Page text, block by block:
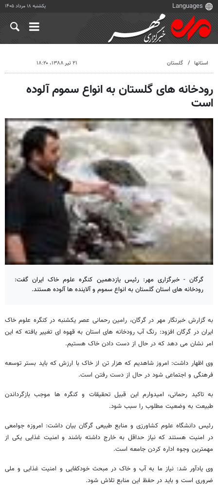
یکشنبه ۱۸ مرداد ۱۴۰۵
استانها گلستان ۲۱ تیر ۱۳۸۸، ۱۸:۲۰
رودخانه های گلستان به انواع سموم آلوده
است
گرگان - خبرگزاری مهر: رئیس یازدهمین کنگره علوم خاک ایران گفت:
رودخانه های استان گلستان به انواع سموم و آلاینده ها آلوده هستند.
به گزارش خبرنگار مهر در گرگان، رامین رحمانی عصر یکشنبه در کنگره علوم خاک
ایران در گرگان افزود: رنگ آب رودخانه های استان به قهوه ای تغییر یافته که این
امر نشان می دهد که در حال از دست دادن خاک هستیم.
وی اظهار داشت: امروز شاهدیم که هزار تن از خاک با ارزش که باید بستر توسعه
فرهنگی و اجتماعی شود در حال از دست رفتن است.
به تاکید رحمانی، امیدوارم این قبیل تحقیقات و کنگره ها موجب بازگرداندن
طبیعت به وضعیت مطلوب را سبب شود.
رئیس دانشگاه علوم کشاورزی و منابع طبیعی گرگان بیان داشت: امروزه جوامعی
در امنیت هستند که نیاز حداقل به خارج داشته باشند و امنیت غذایی یکی از
مهمترین وجوه اداره کردن جامعه است.
وی یادآور شد: نیاز ما به آب و خاک در مبحث خودکفایی و امنیت غذایی و ملی
ضروری است و باید در حفظ این منابع تلاش شود.